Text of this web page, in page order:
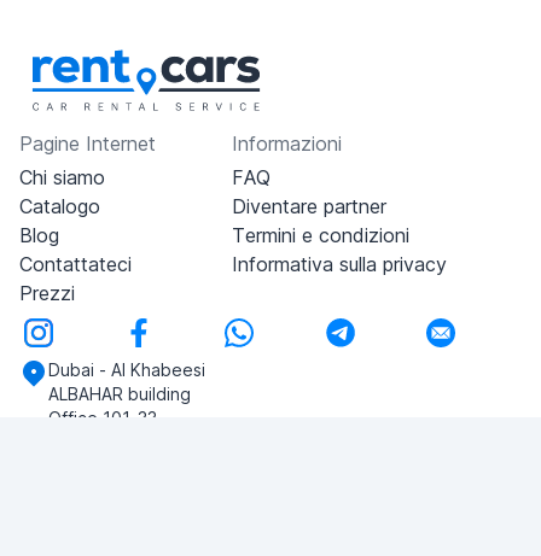
Pagine Internet
Chi siamo
Catalogo
Blog
Contattateci
Prezzi
Informazioni
FAQ
Diventare partner
Termini e condizioni
Informativa sulla privacy
Dubai - Al Khabeesi
ALBAHAR building
Office 101-33